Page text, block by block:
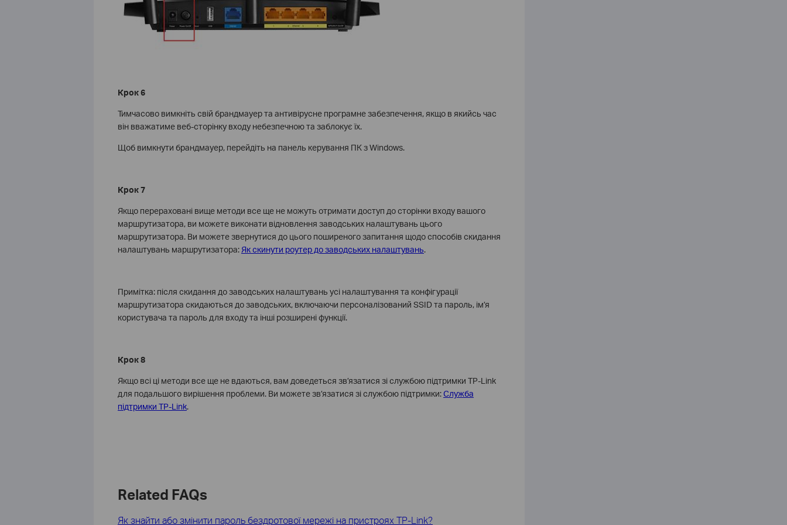
Крок 6
Тимчасово вимкніть свій брандмауер та антивірусне програмне забезпечення, якщо в якийсь час
він вважатиме веб-сторінку входу небезпечною та заблокує їх.
Щоб вимкнути брандмауер, перейдіть на панель керування ПК з Windows.
Крок 7
Якщо перераховані вище методи все ще не можуть отримати доступ до сторінки входу вашого
маршрутизатора, ви можете виконати відновлення заводських налаштувань цього
маршрутизатора. Ви можете звернутися до цього поширеного запитання щодо способів скидання
налаштувань маршрутизатора: Як скинути роутер до заводських налаштувань.
Примітка: після скидання до заводських налаштувань усі налаштування та конфігурації
маршрутизатора скидаються до заводських, включаючи персоналізований SSID та пароль, ім’я
користувача та пароль для входу та інші розширені функції.
Крок 8
Якщо всі ці методи все ще не вдаються, вам доведеться зв’язатися зі службою підтримки TP-Link
для подальшого вирішення проблеми. Ви можете зв’язатися зі службою підтримки:Служба
підтримки TP-Link.
Related FAQs
Як знайти або змінити пароль бездротової мережі на пристроях TP-Link?